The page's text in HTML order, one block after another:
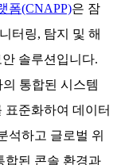
폼(CNAPP)은 잠
터링, 탐지 및 해
솔루션입니다.
통합된 시스템
표준화하여 데이터
석하고 글로벌 위
합된 콘솔 환경과